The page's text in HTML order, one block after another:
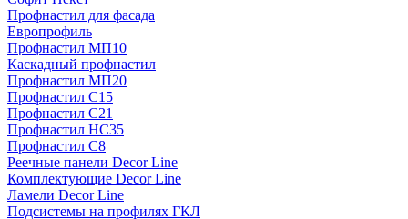
Профнастил для фасада
Европрофиль
Профнастил МП10
Каскадный профнастил
Профнастил МП20
Профнастил С15
Профнастил С21
Профнастил НС35
Профнастил С8
Реечные панели Decor Line
Комплектующие Decor Line
Ламели Decor Line
Подсистемы на профилях ГКЛ